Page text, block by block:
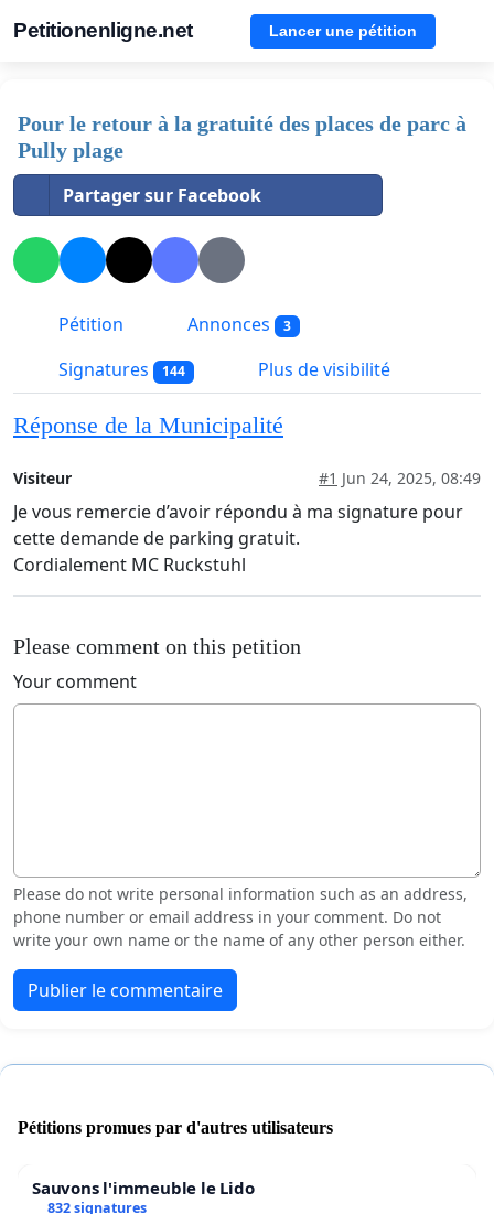
Petitionenligne.net Lancer une pétition
Pour le retour à la gratuité des places de parc à
Pully plage
Partager sur Facebook
Pétition Annonces 3
Signatures 144 Plus de visibilité
Réponse de la Municipalité
Visiteur #1 Jun 24, 2025, 08:49
Je vous remercie d’avoir répondu à ma signature pour
cette demande de parking gratuit.
Cordialement MC Ruckstuhl
Please comment on this petition
Your comment
Please do not write personal information such as an address,
phone number or email address in your comment. Do not
write your own name or the name of any other person either.
Publier le commentaire
Pétitions promues par d'autres utilisateurs
Sauvons l'immeuble le Lido
832 signatures